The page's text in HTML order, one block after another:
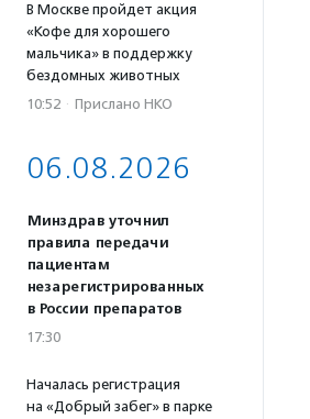
В Москве пройдет акция
«Кофе для хорошего
мальчика» в поддержку
бездомных животных
10:52 · Прислано НКО
06.08.2026
Минздрав уточнил
правила передачи
пациентам
незарегистрированных
в России препаратов
17:30
Началась регистрация
на «Добрый забег» в парке